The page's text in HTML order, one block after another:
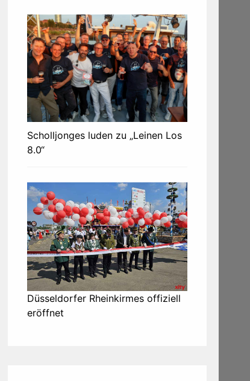
Scholljonges luden zu „Leinen Los
8.0“
Düsseldorfer Rheinkirmes offiziell
eröffnet